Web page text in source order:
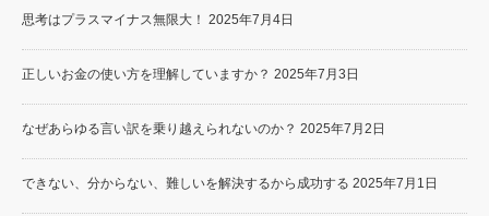
思考はプラスマイナス無限大！ 2025年7月4日
正しいお金の使い方を理解していますか？ 2025年7月3日
なぜあらゆる言い訳を乗り越えられないのか？ 2025年7月2日
できない、分からない、難しいを解決するから成功する 2025年7月1日